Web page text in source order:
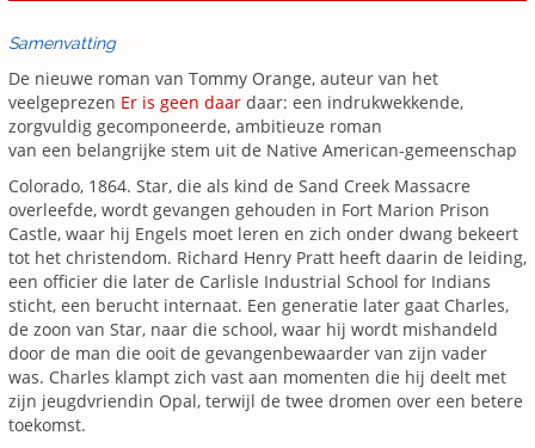
Samenvatting
De nieuwe roman van Tommy Orange, auteur van het
veelgeprezen Er is geen daar daar: een indrukwekkende,
zorgvuldig gecomponeerde, ambitieuze roman
van een belangrijke stem uit de Native American-gemeenschap
Colorado, 1864. Star, die als kind de Sand Creek Massacre
overleefde, wordt gevangen gehouden in Fort Marion Prison
Castle, waar hij Engels moet leren en zich onder dwang bekeert
tot het christendom. Richard Henry Pratt heeft daarin de leiding,
een officier die later de Carlisle Industrial School for Indians
sticht, een berucht internaat. Een generatie later gaat Charles,
de zoon van Star, naar die school, waar hij wordt mishandeld
door de man die ooit de gevangenbewaarder van zijn vader
was. Charles klampt zich vast aan momenten die hij deelt met
zijn jeugdvriendin Opal, terwijl de twee dromen over een betere
toekomst.